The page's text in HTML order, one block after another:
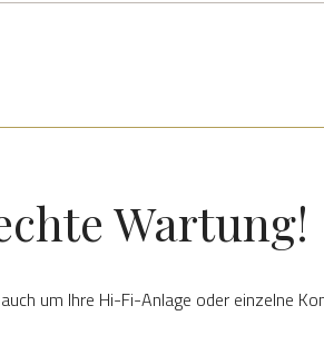
Wartung!
um Ihre Hi-Fi-Anlage oder einzelne